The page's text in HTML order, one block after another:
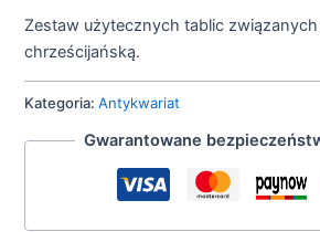
Zestaw użytecznych tablic
chrześcijańską.
Kategoria:Antykwariat
Gwarantowane